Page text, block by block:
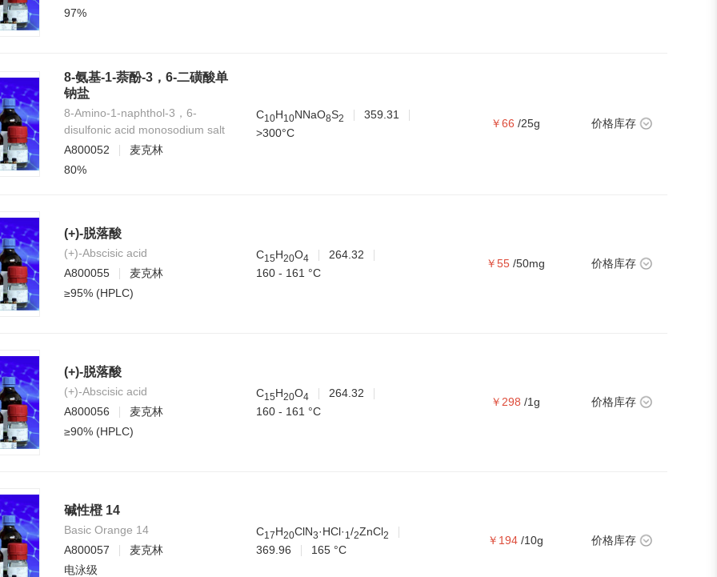
97%
8-氨基-1-萘酚-3，6-二磺酸单
钠盐
8-Amino-1-naphthol-3，6-
disulfonic acid monosodium salt
A800052
麦克林
80%
C1 0H1 0NNaO8S2
359.31
>300°C
￥66 /25g 价格库存
(+)-脱落酸
(+)-Abscisic acid
A800055
麦克林
≥95% (HPLC)
C1 5H20O4
264.32
160 - 161 °C
￥55 /50mg 价格库存
(+)-脱落酸
(+)-Abscisic acid
A800056
麦克林
≥90% (HPLC)
C1 5H20O4
264.32
160 - 161 °C
￥298 /1g 价格库存
碱性橙 14
Basic Orange 14
A800057
麦克林
电泳级
C1 7H20ClN3·HCl· 1 /2ZnCl2
369.96 165 °C
￥194 /10g 价格库存